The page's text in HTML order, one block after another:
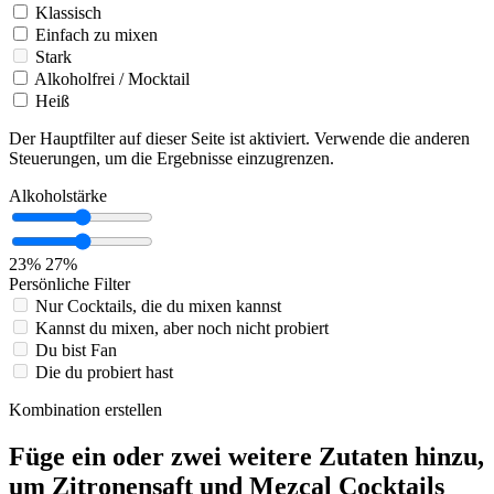
Klassisch
Einfach zu mixen
Stark
Alkoholfrei / Mocktail
Heiß
Der Hauptfilter auf dieser Seite ist aktiviert. Verwende die anderen
Steuerungen, um die Ergebnisse einzugrenzen.
Alkoholstärke
23% 27%
Persönliche Filter
Nur Cocktails, die du mixen kannst
Kannst du mixen, aber noch nicht probiert
Du bist Fan
Die du probiert hast
Kombination erstellen
Füge ein oder zwei weitere Zutaten hinzu,
um Zitronensaft und Mezcal Cocktails